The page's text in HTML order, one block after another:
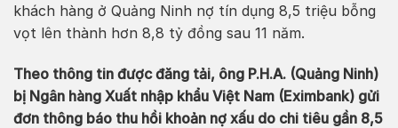
khách hàng ở Quảng Ninh nợ tín dụng 8,5 triệu bỗng
vọt lên thành hơn 8,8 tỷ đồng sau 11 năm.
Theo thông tin được đăng tải, ông P.H.A. (Quảng Ninh)
bị Ngân hàng Xuất nhập khẩu Việt Nam (Eximbank) gửi
đơn thông báo thu hồi khoản nợ xấu do chi tiêu gần 8,5